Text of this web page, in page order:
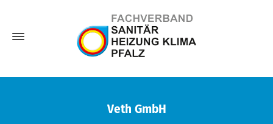
Veth GmbH